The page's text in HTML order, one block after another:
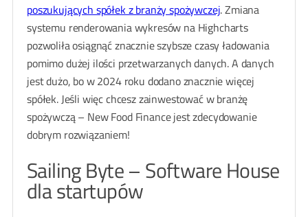
poszukujących spółek z branży spożywczej. Zmiana
systemu renderowania wykresów na Highcharts
pozwoliła osiągnąć znacznie szybsze czasy ładowania
pomimo dużej ilości przetwarzanych danych. A danych
jest dużo, bo w 2024 roku dodano znacznie więcej
spółek. Jeśli więc chcesz zainwestować w branżę
spożywczą – New Food Finance jest zdecydowanie
dobrym rozwiązaniem!
Sailing Byte – Software House
dla startupów